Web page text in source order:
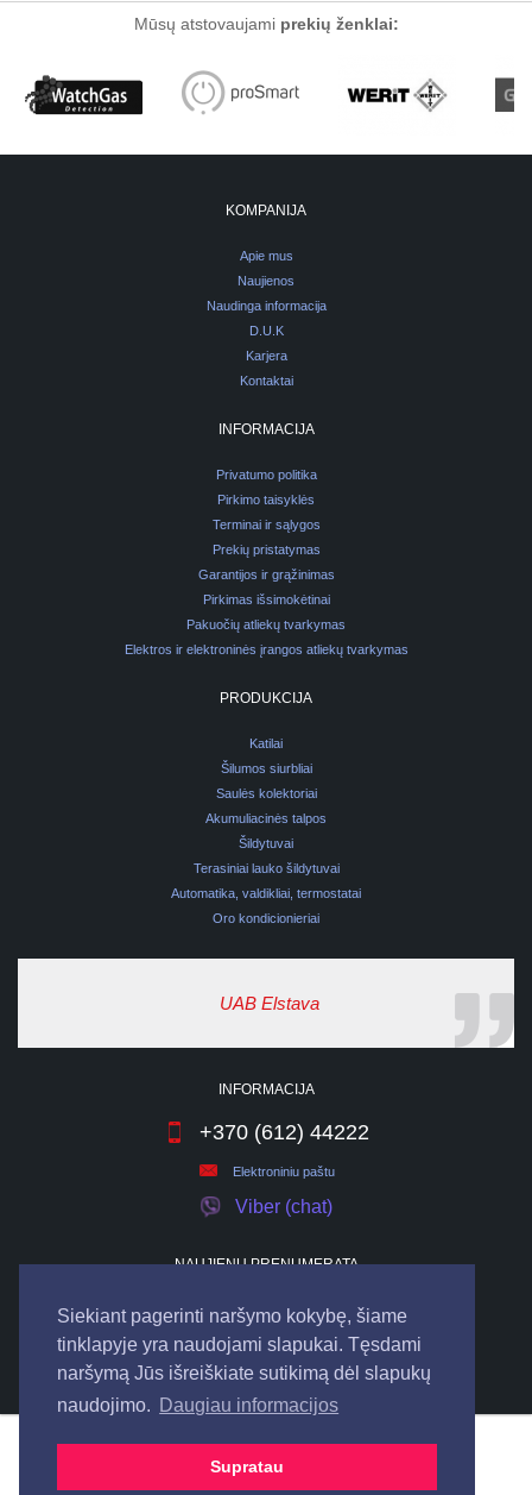
Siekiant pagerinti naršymo kokybę, šiame
tinklapyje yra naudojami slapukai. Tęsdami
naršymą Jūs išreiškiate sutikimą dėl slapukų
naudojimo. Daugiau informacijos
Supratau
Mūsų atstovaujami prekių ženklai:
KOMPANIJA
Apie mus
Naujienos
Naudinga informacija
D.U.K
Karjera
Kontaktai
INFORMACIJA
Privatumo politika
Pirkimo taisyklės
Terminai ir sąlygos
Prekių pristatymas
Garantijos ir grąžinimas
Pirkimas išsimokėtinai
Pakuočių atliekų tvarkymas
Elektros ir elektroninės įrangos atliekų tvarkymas
PRODUKCIJA
Katilai
Šilumos siurbliai
Saulės kolektoriai
Akumuliacinės talpos
Šildytuvai
Terasiniai lauko šildytuvai
Automatika, valdikliai, termostatai
Oro kondicionieriai
UAB Elstava
INFORMACIJA
+370 (612) 44222
Elektroniniu paštu
Viber (chat)
NAUJIENŲ PRENUMERATA
UAB "ELSTAVA". Visos teisės saugomos.